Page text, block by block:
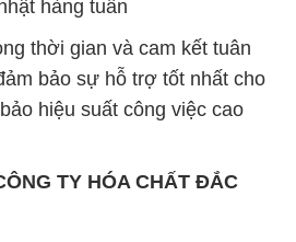
hàng tuần
thời gian và cam kết tuân
bảo sự hỗ trợ tốt nhất cho
hiệu suất công việc cao
TY HÓA CHẤT ĐẮC